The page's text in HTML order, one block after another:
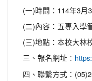
(一)時間：114年3月
(二)內容：五專入學
(三)地點：本校大林
三、報名網址：
四、聯繫方式：